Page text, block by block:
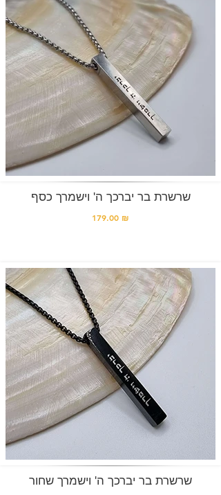
שרשרת בר יברכך ה' וישמרך כסף
179.00 ₪
שרשרת בר יברכך ה' וישמרך שחור